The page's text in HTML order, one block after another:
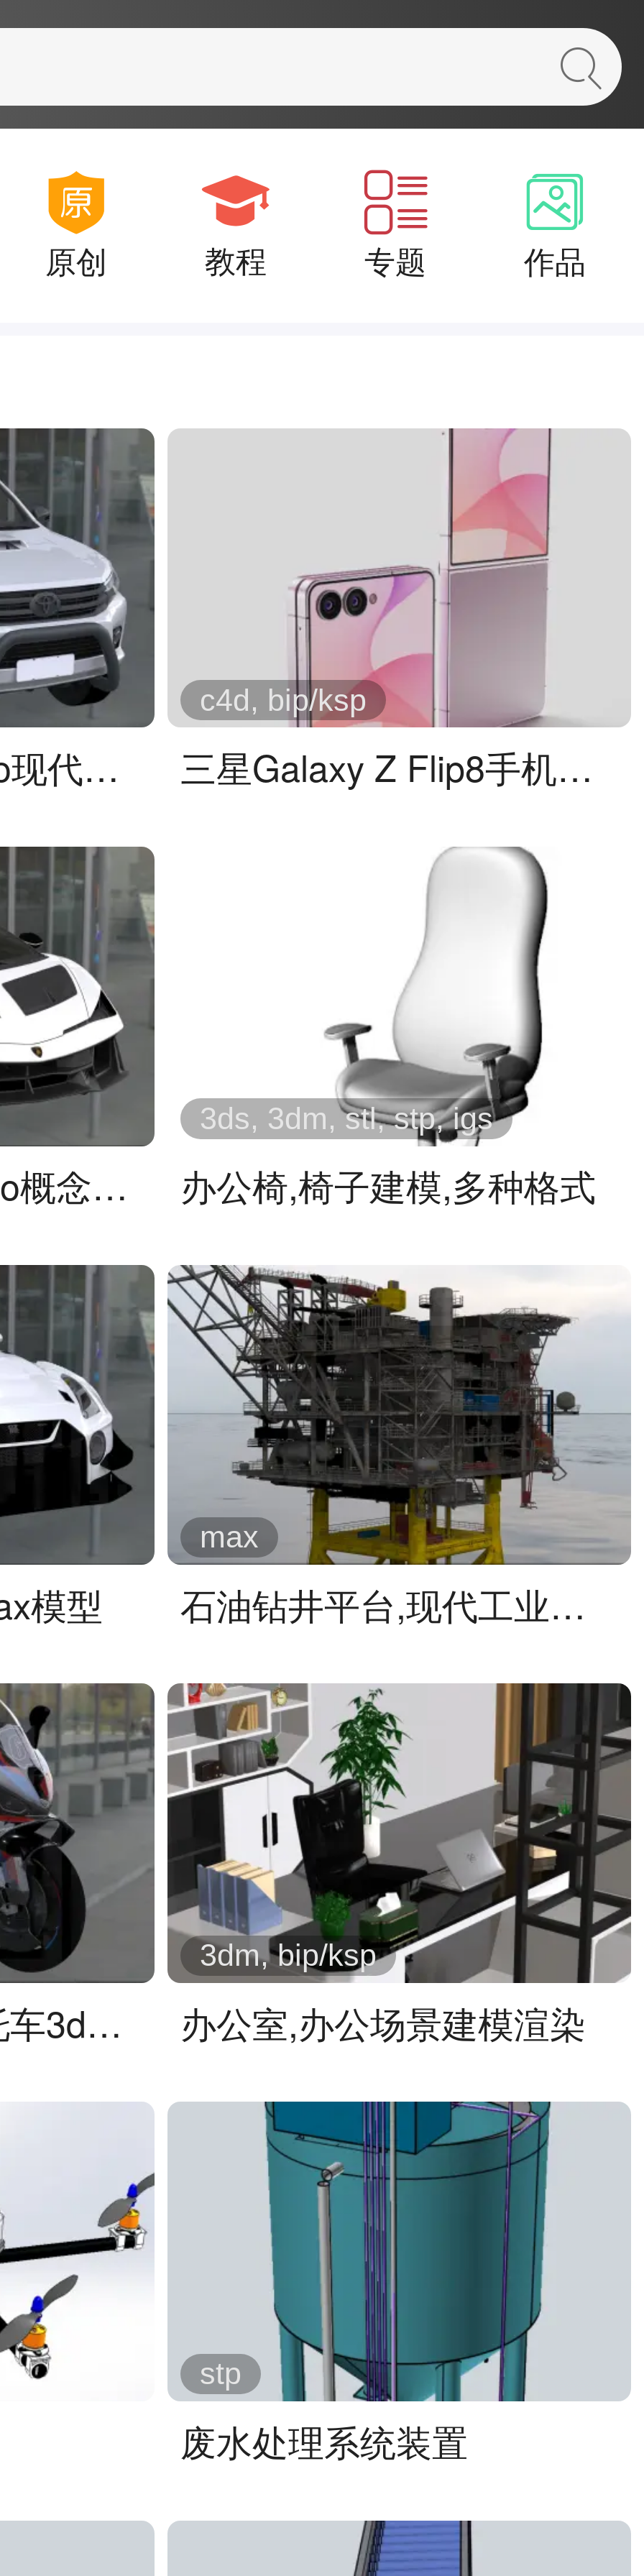
丰田海拉克斯 Revo现代越野皮卡 三星Galaxy Z Flip8手机外观keyshot,c4d模型
c4d, bip/ksp
兰博基尼Fenomeno概念超跑 办公椅,椅子建模,多种格式
3ds, 3dm, stl, stp, igs
模型 石油钻井平台,现代工业建筑设施
max
宝马M1000RR摩托车3dmax模型 办公室,办公场景建模渲染
3dm, bip/ksp
废水处理系统装置
stp